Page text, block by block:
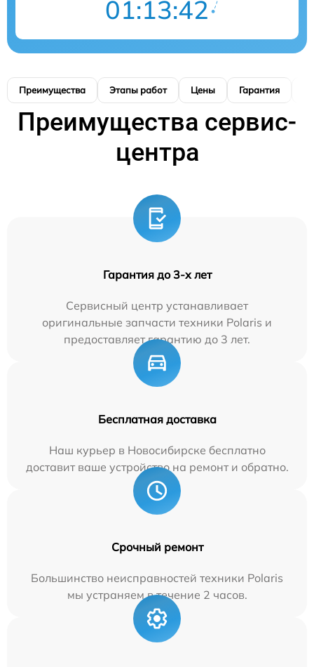
01:13:41
Преимущества Этапы работ Цены Гарантия
Преимущества сервис-
центра
Гарантия до 3-х лет
Сервисный центр устанавливает
оригинальные запчасти техники Polaris и
предоставляет гарантию до 3 лет.
Бесплатная доставка
Наш курьер в Новосибирске бесплатно
доставит ваше устройство на ремонт и обратно.
Срочный ремонт
Большинство неисправностей техники Polaris
мы устраняем в течение 2 часов.